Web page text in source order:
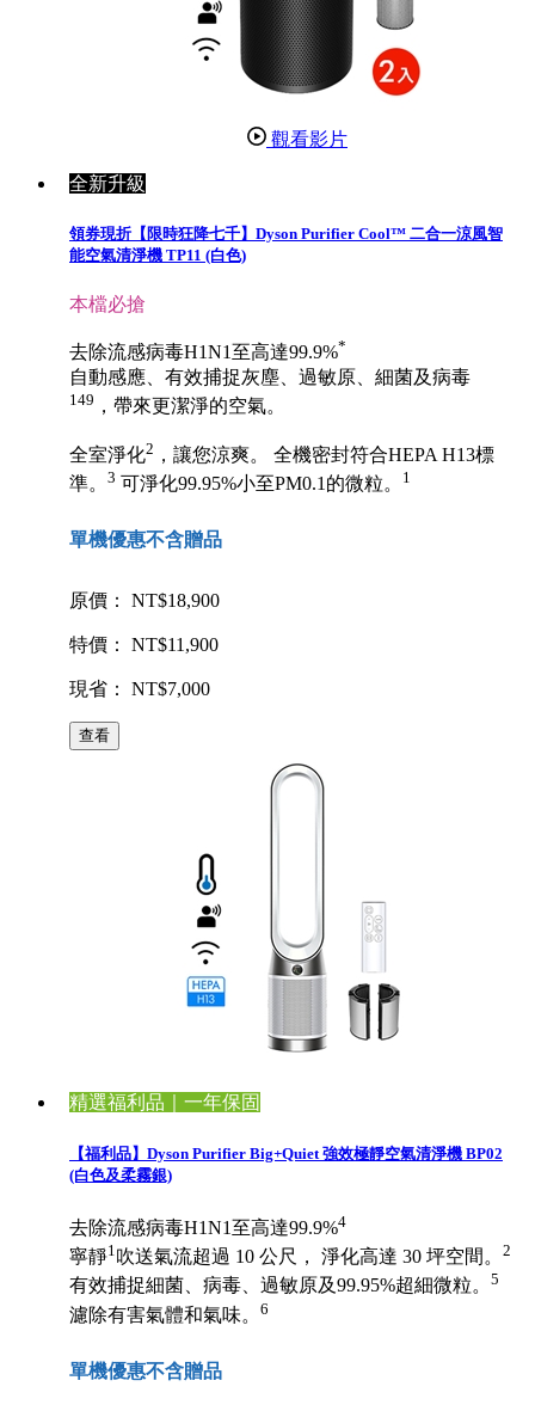
觀看影片
全新升級
領券現折【限時狂降七千】Dyson Purifier Cool™ 二合一涼風智
能空氣清淨機 TP11 (白色)
本檔必搶
去除流感病毒H1N1至高達99.9%*
自動感應、有效捕捉灰塵、過敏原、細菌及病毒
149 ，帶來更潔淨的空氣。
全室淨化2 ，讓您涼爽。 全機密封符合HEPA H13標
準。 3 可淨化99.95%小至PM0.1的微粒。 1
單機優惠不含贈品
原價： NT$18,900
特價： NT$11,900
現省： NT$7,000
查看
精選福利品｜一年保固
【福利品】Dyson Purifier Big+Quiet 強效極靜空氣清淨機 BP02
(白色及柔霧銀)
去除流感病毒H1N1至高達99.9%4
寧靜1吹送氣流超過 10 公尺， 淨化高達 30 坪空間。 2
有效捕捉細菌、病毒、過敏原及99.95%超細微粒。 5
濾除有害氣體和氣味。 6
單機優惠不含贈品